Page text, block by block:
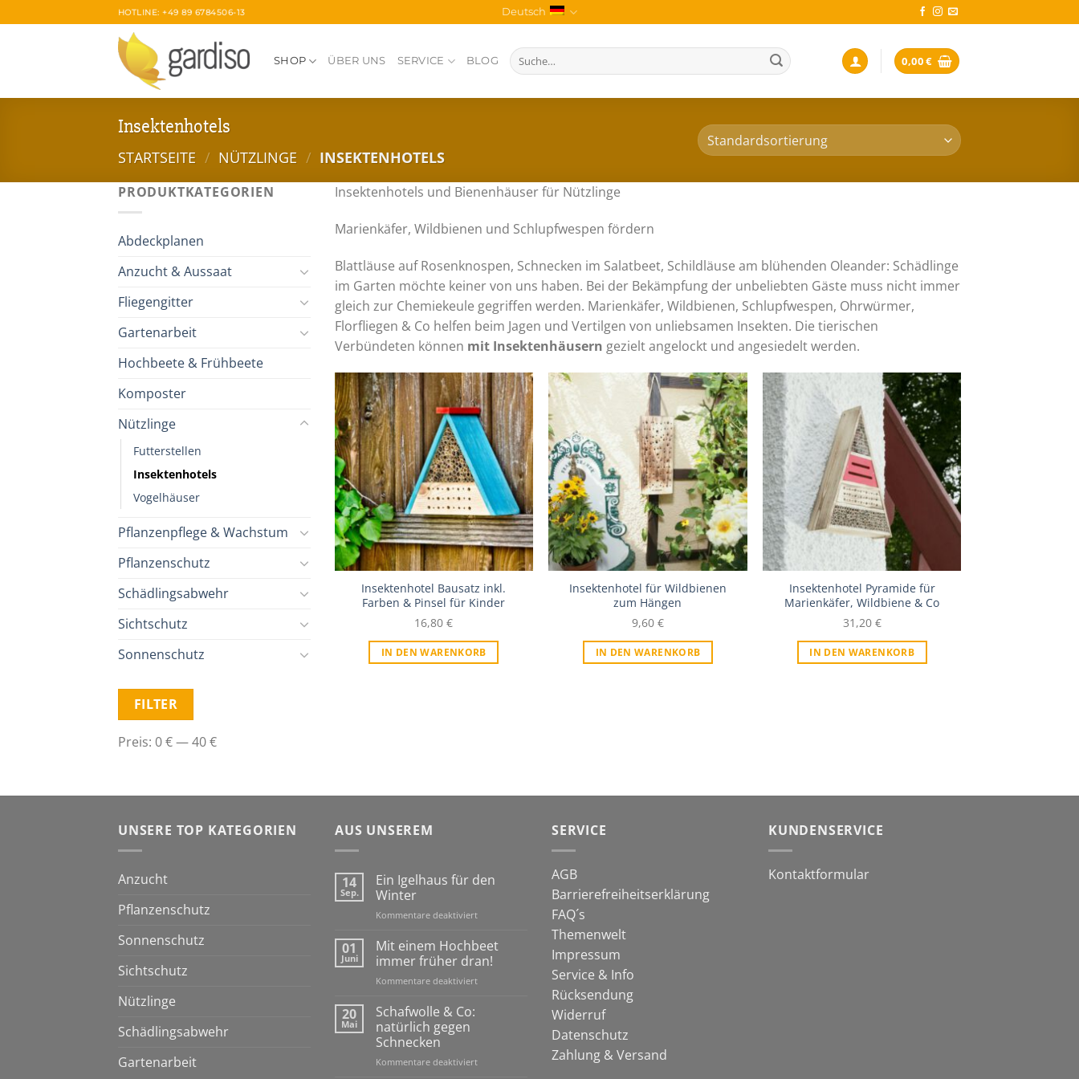
Inhalt
HOTLINE: +49 89 6784506-13 Deutsch
SHOP ÜBER UNS SERVICE BLOG
Suche
nach:
0,00€
Insektenhotels
STARTSEITE / NÜTZLINGE / INSEKTENHOTELS
PRODUKTKATEGORIEN
Abdeckplanen
Anzucht & Aussaat
Fliegengitter
Gartenarbeit
Hochbeete & Frühbeete
Komposter
Nützlinge
Futterstellen
Insektenhotels
Vogelhäuser
Pflanzenpflege & Wachstum
Pflanzenschutz
Schädlingsabwehr
Sichtschutz
Sonnenschutz
Min.
Max.FILTER
Preis: 0 €—40 €
Insektenhotels und Bienenhäuser für Nützlinge
Marienkäfer, Wildbienen und Schlupfwespen fördern
Blattläuse auf Rosenknospen, Schnecken im Salatbeet, Schildläuse am blühenden Oleander: Schädlinge
im Garten möchte keiner von uns haben. Bei der Bekämpfung der unbeliebten Gäste muss nicht immer
gleich zur Chemiekeule gegriffen werden. Marienkäfer, Wildbienen, Schlupfwespen, Ohrwürmer,
Florfliegen & Co helfen beim Jagen und Vertilgen von unliebsamen Insekten. Die tierischen
Verbündeten können mit Insektenhäusern gezielt angelockt und angesiedelt werden.
Zur Wunschliste
Insektenhotel Bausatz inkl.
Farben & Pinsel für Kinder
16,80€
IN DEN WARENKORB
Zur Wunschliste
Insektenhotel für Wildbienen
zum Hängen
9,60 €
IN DEN WARENKORB
Zur Wunschliste
Insektenhotel Pyramide für
Marienkäfer, Wildbiene & Co
31,20 €
IN DEN WARENKORB
UNSERE TOP KATEGORIEN
Anzucht
Pflanzenschutz
Sonnenschutz
Sichtschutz
Nützlinge
Schädlingsabwehr
Gartenarbeit
AUS UNSEREM
14
Sep.
Ein Igelhaus für den
Winter
Kommentare deaktiviertfür
Igelhaus
für
den
Winter
01
Juni
Mit einem Hochbeet
immer früher dran!
Kommentare deaktiviertfür
dran!
20
Mai
Schafwolle & Co:
natürlich gegen
Schnecken
Kommentare deaktiviertfür
SERVICE
AGB
Barrierefreiheitserklärung
FAQ´s
Themenwelt
Impressum
Service & Info
Rücksendung
Widerruf
Datenschutz
Zahlung & Versand
KUNDENSERVICE
Kontaktformular